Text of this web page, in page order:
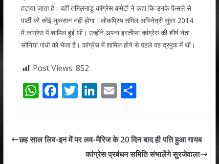
हटाया जाता है। वहीं तमिलनाडु कांग्रेस कमेटी ने कहा कि उनके फैसले से
पार्टी को कोई नुकसान नहीं होगा। लोकप्रिय तमिल अभिनेत्री सुंदर 2014
में कांग्रेस में शामिल हुई थीं। उन्होंने अपना इस्तीफा कांग्रेस की शीर्ष नेता
सोनिया गांधी को भेजा है। कांग्रेस में शामिल होने से पहले वह द्रमुक में थीं।
Post Views: 852
W
s
F
b
T
er
Li
e
dI
E
l
S
e
छह साल लिव-इन में पर लव-मैरिज के 20 दिन बाद ही पति हुआ गायब
कांग्रेस प्रबंधन समिति संभालेंगे सुरजेवाला